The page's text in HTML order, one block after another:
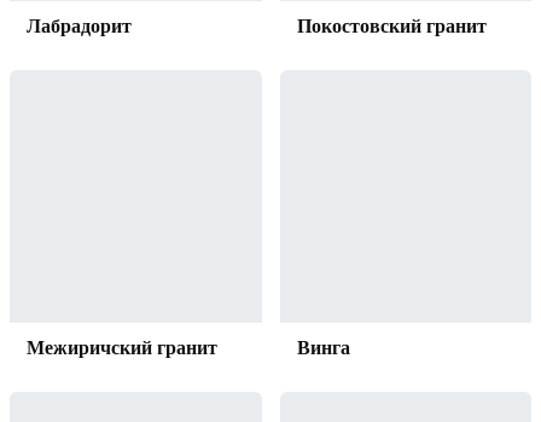
Лабрадорит Покостовский гранит
Межиричский гранит Винга